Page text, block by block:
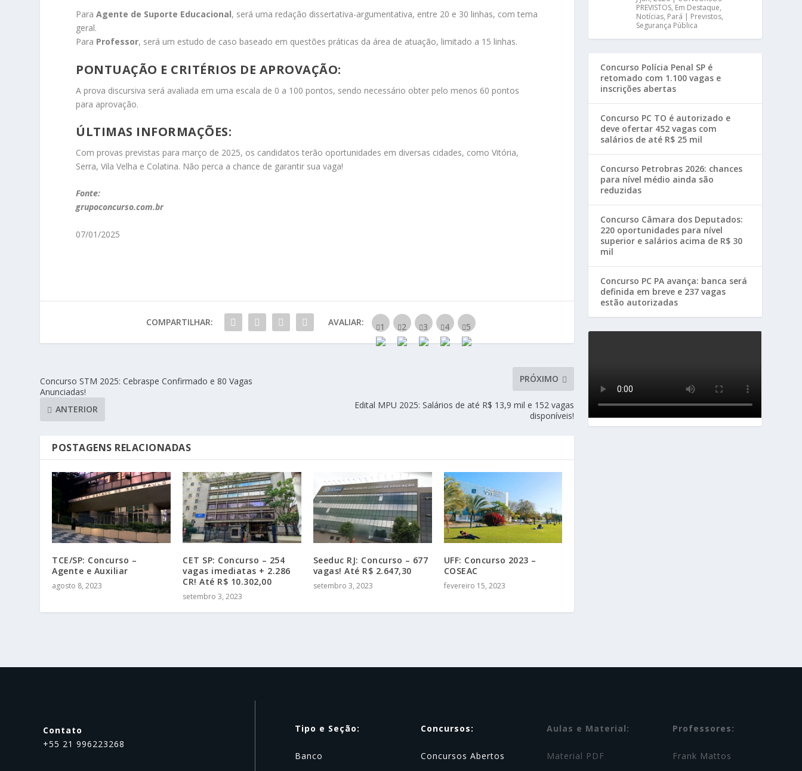
ParaAgente de Suporte Educacional, será uma redação dissertativa-argumentativa, entre 20 e 30 linhas, com tema
geral.
Para Professor, será um estudo de caso baseado em questões práticas da área de atuação, limitado a 15 linhas.
PONTUAÇÃO E CRITÉRIOS DE APROVAÇÃO:
A prova discursiva será avaliada em uma escala de 0 a 100 pontos, sendo necessário obter pelo menos 60 pontos
para aprovação.
ÚLTIMAS INFORMAÇÕES:
Com provas previstas para março de 2025, os candidatos terão oportunidades em diversas cidades, como Vitória,
Serra, Vila Velha e Colatina. Não perca a chance de garantir sua vaga!
Fonte:
grupoconcurso.com.br
07/01/2025
COMPARTILHAR: AVALIAR:
Concurso STM 2025: Cebraspe Confirmado e 80 Vagas
Anunciadas!
ANTERIOR
PRÓXIMO
Edital MPU 2025: Salários de até R$ 13,9 mil e 152 vagas
disponíveis!
POSTAGENS RELACIONADAS
TCE/SP: Concurso –
Agente e Auxiliar
agosto 8, 2023
CET SP: Concurso – 254
vagas imediatas + 2.286
CR! Até R$ 10.302,00
setembro 3, 2023
Seeduc RJ: Concurso – 677
vagas! Até R$ 2.647,30
setembro 3, 2023
UFF: Concurso 2023 –
COSEAC
fevereiro 15, 2023
PREVISTOS, Em Destaque,
Notícias, Pará | Previstos,
Segurança Pública
Concurso Polícia Penal SP é
retomado com 1.100 vagas e
inscrições abertas
Concurso PC TO é autorizado e
deve ofertar 452 vagas com
salários de até R$ 25 mil
Concurso Petrobras 2026: chances
para nível médio ainda são
reduzidas
Concurso Câmara dos Deputados:
220 oportunidades para nível
superior e salários acima de R$ 30
mil
Concurso PC PA avança: banca será
definida em breve e 237 vagas
estão autorizadas
Contato
+55 21 996223268
Tipo e Seção:
Banco
Concursos:
Concursos Abertos
Aulas e Material:
Material PDF
Professores:
Frank Mattos